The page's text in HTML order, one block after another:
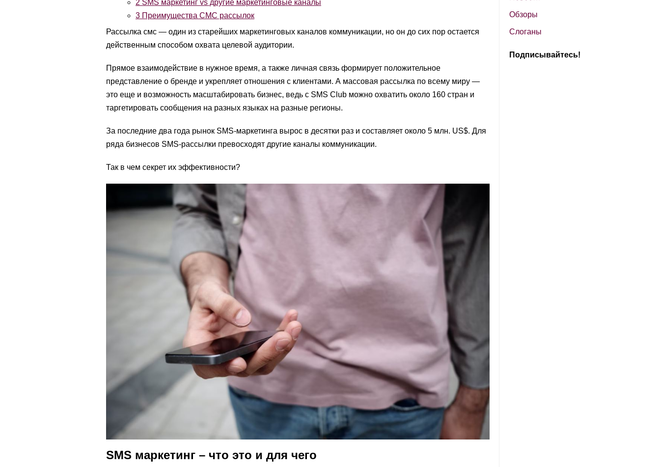
2 SMS маркетинг vs другие маркетинговые каналы
3 Преимущества СМС рассылок
Рассылка смс — один из старейших маркетинговых каналов коммуникации, но он до сих пор остается
действенным способом охвата целевой аудитории.
Прямое взаимодействие в нужное время, а также личная связь формирует положительное
представление о бренде и укрепляет отношения с клиентами. А массовая рассылка по всему миру —
это еще и возможность масштабировать бизнес, ведь с SMS Club можно охватить около 160 стран и
таргетировать сообщения на разных языках на разные регионы.
За последние два года рынок SMS-маркетинга вырос в десятки раз и составляет около 5 млн. US$. Для
ряда бизнесов SMS-рассылки превосходят другие каналы коммуникации.
Так в чем секрет их эффективности?
SMS маркетинг – что это и для чего
Обзоры
Слоганы
Подписывайтесь!